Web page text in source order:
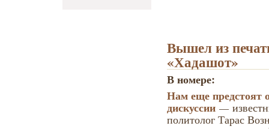
Вышел из
«Хадашот»
В номере:
Нам еще предстоят
дискуссии —
политолог Тарас